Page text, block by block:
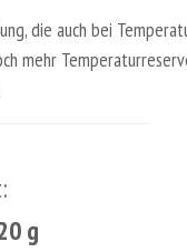
die auch bei
mehr
g